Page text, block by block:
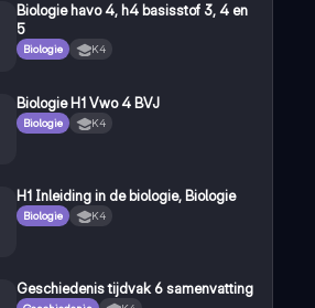
Biologie havo 4, h4 basisstof 3, 4 en
5
Biologie K4
Biologie H1 Vwo 4 BVJ
Biologie K4
H1 Inleiding in de biologie, Biologie
Biologie K4
Geschiedenis tijdvak 6 samenvatting